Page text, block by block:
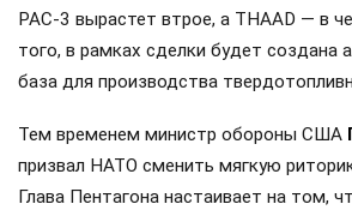
PAC-3 вырастет втрое, а THAAD — в
того, в рамках сделки будет создана
база для производства
Тем временем министр обороны США
призвал НАТО сменить мягкую
Глава Пентагона настаивает на том,